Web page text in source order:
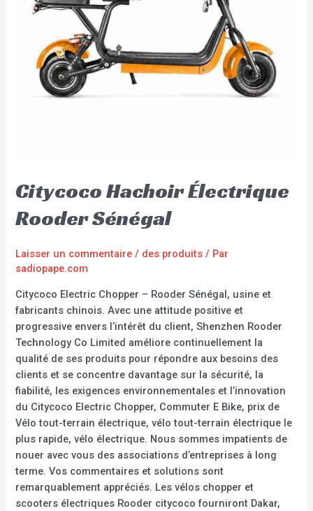
Citycoco Hachoir Électrique
Rooder Sénégal
Laisser un commentaire / des produits / Par
sadiopape.com
Citycoco Electric Chopper – Rooder Sénégal, usine et
fabricants chinois. Avec une attitude positive et
progressive envers l’intérêt du client, Shenzhen Rooder
Technology Co Limited améliore continuellement la
qualité de ses produits pour répondre aux besoins des
clients et se concentre davantage sur la sécurité, la
fiabilité, les exigences environnementales et l’innovation
du Citycoco Electric Chopper, Commuter E Bike, prix de
Vélo tout-terrain électrique, vélo tout-terrain électrique le
plus rapide, vélo électrique. Nous sommes impatients de
nouer avec vous des associations d’entreprises à long
terme. Vos commentaires et solutions sont
remarquablement appréciés. Les vélos chopper et
scooters électriques Rooder citycoco fourniront Dakar,